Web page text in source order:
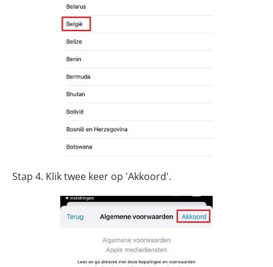
Stap 4. Klik twee keer op 'Akkoord'.